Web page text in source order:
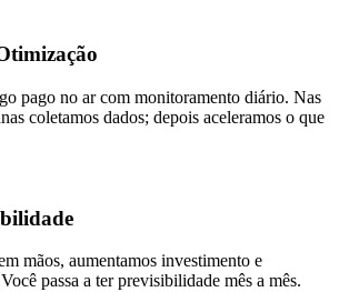
pago no ar com monitoramento diário. Nas
coletamos dados; depois aceleramos o que
mãos, aumentamos investimento e
passa a ter previsibilidade mês a mês.